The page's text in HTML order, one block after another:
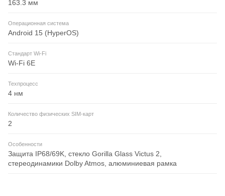
163.3 мм
Операционная система
Android 15 (HyperOS)
Стандарт Wi-Fi
Wi-Fi 6E
Техпроцесс
4 нм
Количество физических SIM-карт
2
Особенности
Защита IP68/69K, стекло Gorilla Glass Victus 2,
стереодинамики Dolby Atmos, алюминиевая рамка